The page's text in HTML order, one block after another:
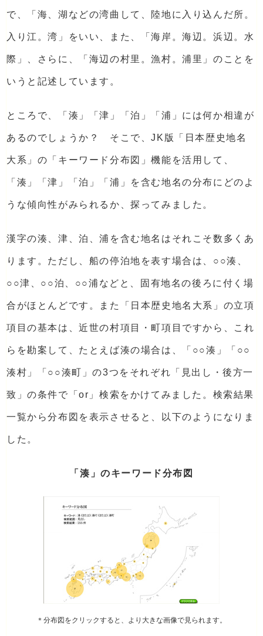
で、「海、湖などの湾曲して、陸地に入り込んだ所。
入り江。湾」をいい、また、「海岸。海辺。浜辺。水
際」、さらに、「海辺の村里。漁村。浦里」のことを
いうと記述しています。
ところで、「湊」「津」「泊」「浦」には何か相違が
あるのでしょうか？ そこで、JK版「日本歴史地名
大系」の「キーワード分布図」機能を活用して、
「湊」「津」「泊」「浦」を含む地名の分布にどのよ
うな傾向性がみられるか、探ってみました。
漢字の湊、津、泊、浦を含む地名はそれこそ数多くあ
ります。ただし、船の停泊地を表す場合は、○○湊、
○○津、○○泊、○○浦などと、固有地名の後ろに付く場
合がほとんどです。また「日本歴史地名大系」の立項
項目の基本は、近世の村項目・町項目ですから、これ
らを勘案して、たとえば湊の場合は、「○○湊」「○○
湊村」「○○湊町」の3つをそれぞれ「見出し・後方一
致」の条件で「or」検索をかけてみました。検索結果
一覧から分布図を表示させると、以下のようになりま
した。
「湊」のキーワード分布図
＊分布図をクリックすると、より大きな画像で見られます。